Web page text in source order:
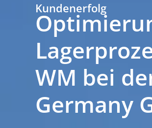
Kundenerfolg
WM bei
Germany